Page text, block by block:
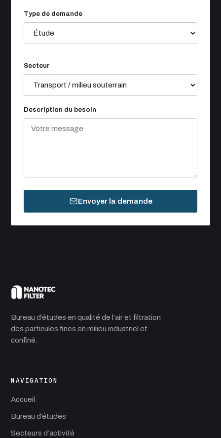
Type de demande
Secteur
Description du besoin
Envoyer la demande
Bureau d’études en qualité de l’air et filtration
des particules fines en milieu industriel et
confiné.
NAVIGATION
Accueil
Bureau d’études
Secteurs d’activité